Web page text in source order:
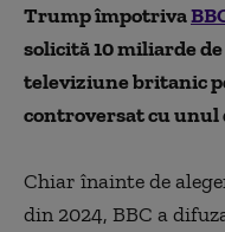
Trump împotriva
solicită 10 miliarde
televiziune britanic
controversat cu
Chiar înainte de
din 2024, BBC a